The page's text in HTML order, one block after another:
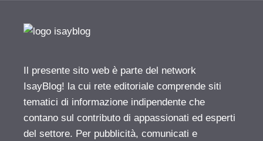
Il presente sito web è parte del network
IsayBlog! la cui rete editoriale comprende siti
tematici di informazione indipendente che
contano sul contributo di appassionati ed esperti
del settore. Per pubblicità, comunicati e